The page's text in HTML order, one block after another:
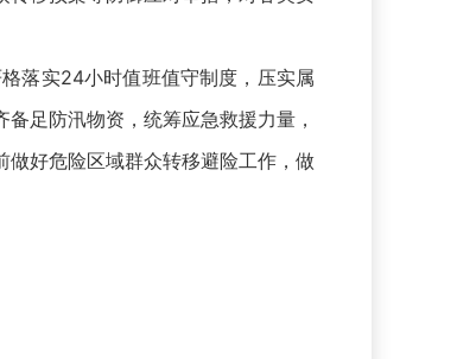
落实24小时值班值守制度，压实属
足防汛物资，统筹应急救援力量，
好危险区域群众转移避险工作，做